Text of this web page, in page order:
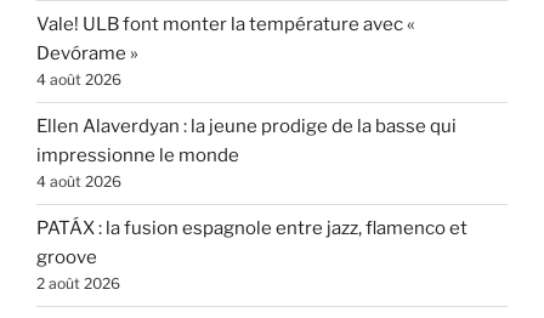
Vale! ULB font monter la température avec «
Devórame »
4 août 2026
Ellen Alaverdyan : la jeune prodige de la basse qui
impressionne le monde
4 août 2026
PATÁX : la fusion espagnole entre jazz, flamenco et
groove
2 août 2026